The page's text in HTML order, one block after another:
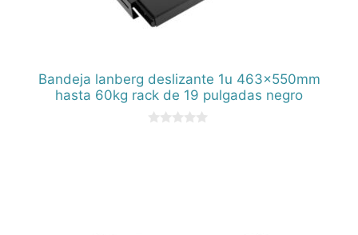
Bandeja lanberg deslizante 1u 463x550mm
hasta 60kg rack de 19 pulgadas negro